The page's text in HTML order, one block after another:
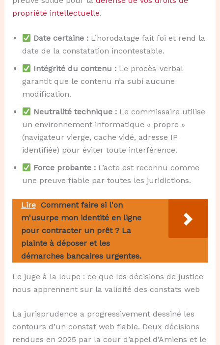
propriété intellectuelle.
Date certaine :L’horodatage fait foi et rend la
date de la constatation incontestable.
Intégrité du contenu :Le procès-verbal
garantit que le contenu n’a subi aucune
modification.
Neutralité technique :Le commissaire utilise
un environnement informatique « propre »
(navigateur vierge, cache vidé, adresse IP
identifiée) pour éviter toute interférence.
Force probante :L’acte est reconnu comme
une preuve fiable par toutes les juridictions.
Lire Comment faire si l'on
m'usurpe mon identité en ligne
pour contracter un prêt ? La
plainte à déposer et les
démarches bancaires urgentes.
Le juge à la loupe : ce que les décisions de justice
nous apprennent sur la validité des constats web
La jurisprudence a progressivement dessiné les
contours d’un constat web fiable. Deux décisions
rendues en 2025 par la cour d’appel d’Amiens et le